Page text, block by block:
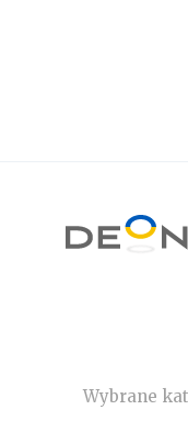
Wybrane